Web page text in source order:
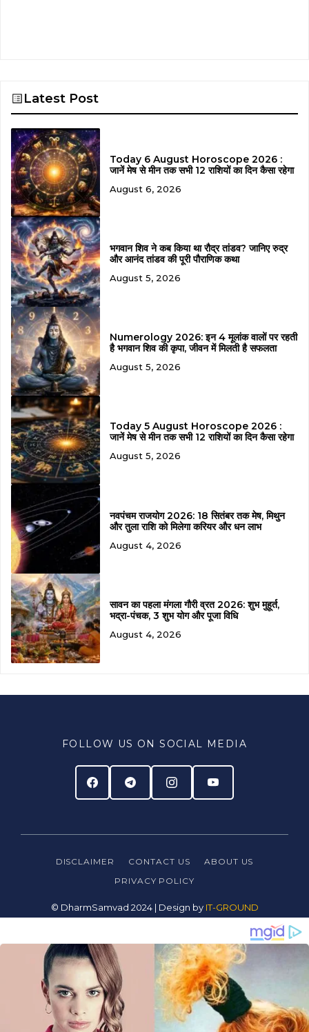
Latest Post
Today 6 August Horoscope 2026 :
जानें मेष से मीन तक सभी 12 राशियों का दिन कैसा रहेगा
August 6, 2026
भगवान शिव ने कब किया था रौद्र तांडव? जानिए रुद्र
और आनंद तांडव की पूरी पौराणिक कथा
August 5, 2026
Numerology 2026: इन 4 मूलांक वालों पर रहती
है भगवान शिव की कृपा, जीवन में मिलती है सफलता
August 5, 2026
Today 5 August Horoscope 2026 :
जानें मेष से मीन तक सभी 12 राशियों का दिन कैसा रहेगा
August 5, 2026
नवपंचम राजयोग 2026: 18 सितंबर तक मेष, मिथुन
और तुला राशि को मिलेगा करियर और धन लाभ
August 4, 2026
सावन का पहला मंगला गौरी व्रत 2026: शुभ मुहूर्त,
भद्रा-पंचक, 3 शुभ योग और पूजा विधि
August 4, 2026
FOLLOW US ON SOCIAL MEDIA
DISCLAIMER CONTACT US
ABOUT US
PRIVACY POLICY
© DharmSamvad 2024 | Design byIT-GROUND